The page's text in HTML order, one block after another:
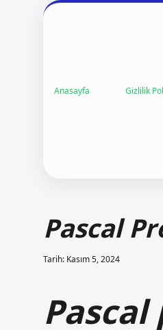
Anasayfa Gizlilik
Pascal
Tarih: Kasım 5, 2024